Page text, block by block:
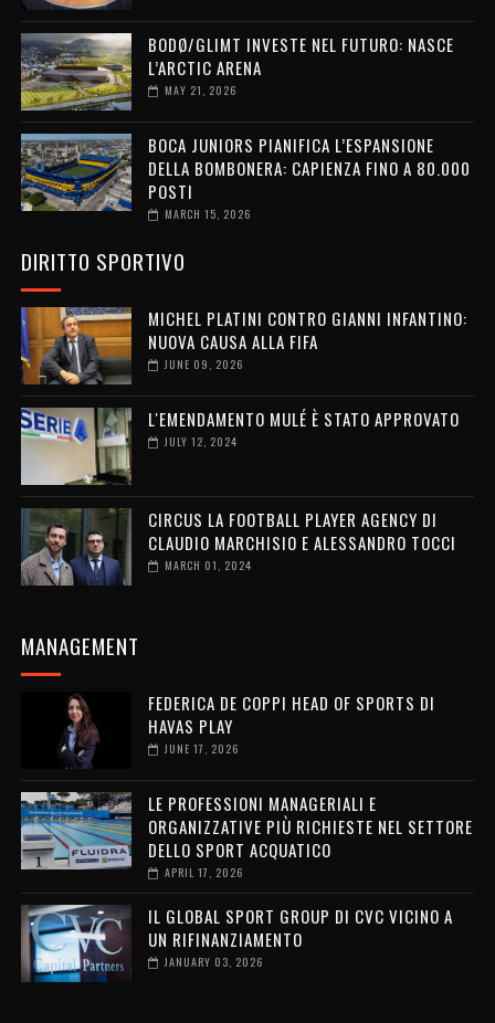
BODØ/GLIMT INVESTE NEL FUTURO: NASCE
L’ARCTIC ARENA
MAY 21, 2026
BOCA JUNIORS PIANIFICA L’ESPANSIONE
DELLA BOMBONERA: CAPIENZA FINO A 80.000
POSTI
MARCH 15, 2026
DIRITTO SPORTIVO
MICHEL PLATINI CONTRO GIANNI INFANTINO:
NUOVA CAUSA ALLA FIFA
JUNE 09, 2026
L'EMENDAMENTO MULÉ È STATO APPROVATO
JULY 12, 2024
CIRCUS LA FOOTBALL PLAYER AGENCY DI
CLAUDIO MARCHISIO E ALESSANDRO TOCCI
MARCH 01, 2024
MANAGEMENT
FEDERICA DE COPPI HEAD OF SPORTS DI
HAVAS PLAY
JUNE 17, 2026
LE PROFESSIONI MANAGERIALI E
ORGANIZZATIVE PIÙ RICHIESTE NEL SETTORE
DELLO SPORT ACQUATICO
APRIL 17, 2026
IL GLOBAL SPORT GROUP DI CVC VICINO A
UN RIFINANZIAMENTO
JANUARY 03, 2026